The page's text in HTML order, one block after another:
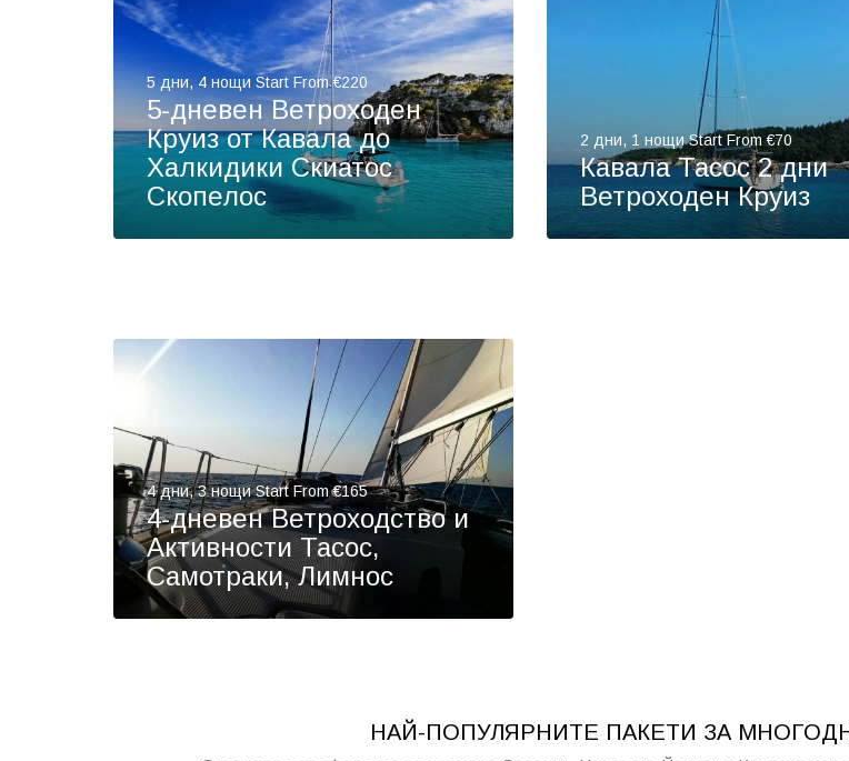
5 дни, 4 нощи Start From €220
5-дневен Ветроходен
Круиз от Кавала до
Халкидики Скиатос
Скопелос
2 дни, 1 нощи Start From €70
Кавала Тасос 2 дни
Ветроходен Круиз
4 дни, 3 нощи Start From €165
4-дневен Ветроходство и
Активности Тасос,
Самотраки, Лимнос
НАЙ-ПОПУЛЯРНИТЕ ПАКЕТИ ЗА